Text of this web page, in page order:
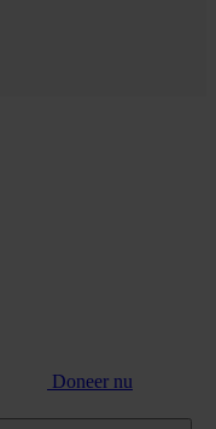
Doneer nu